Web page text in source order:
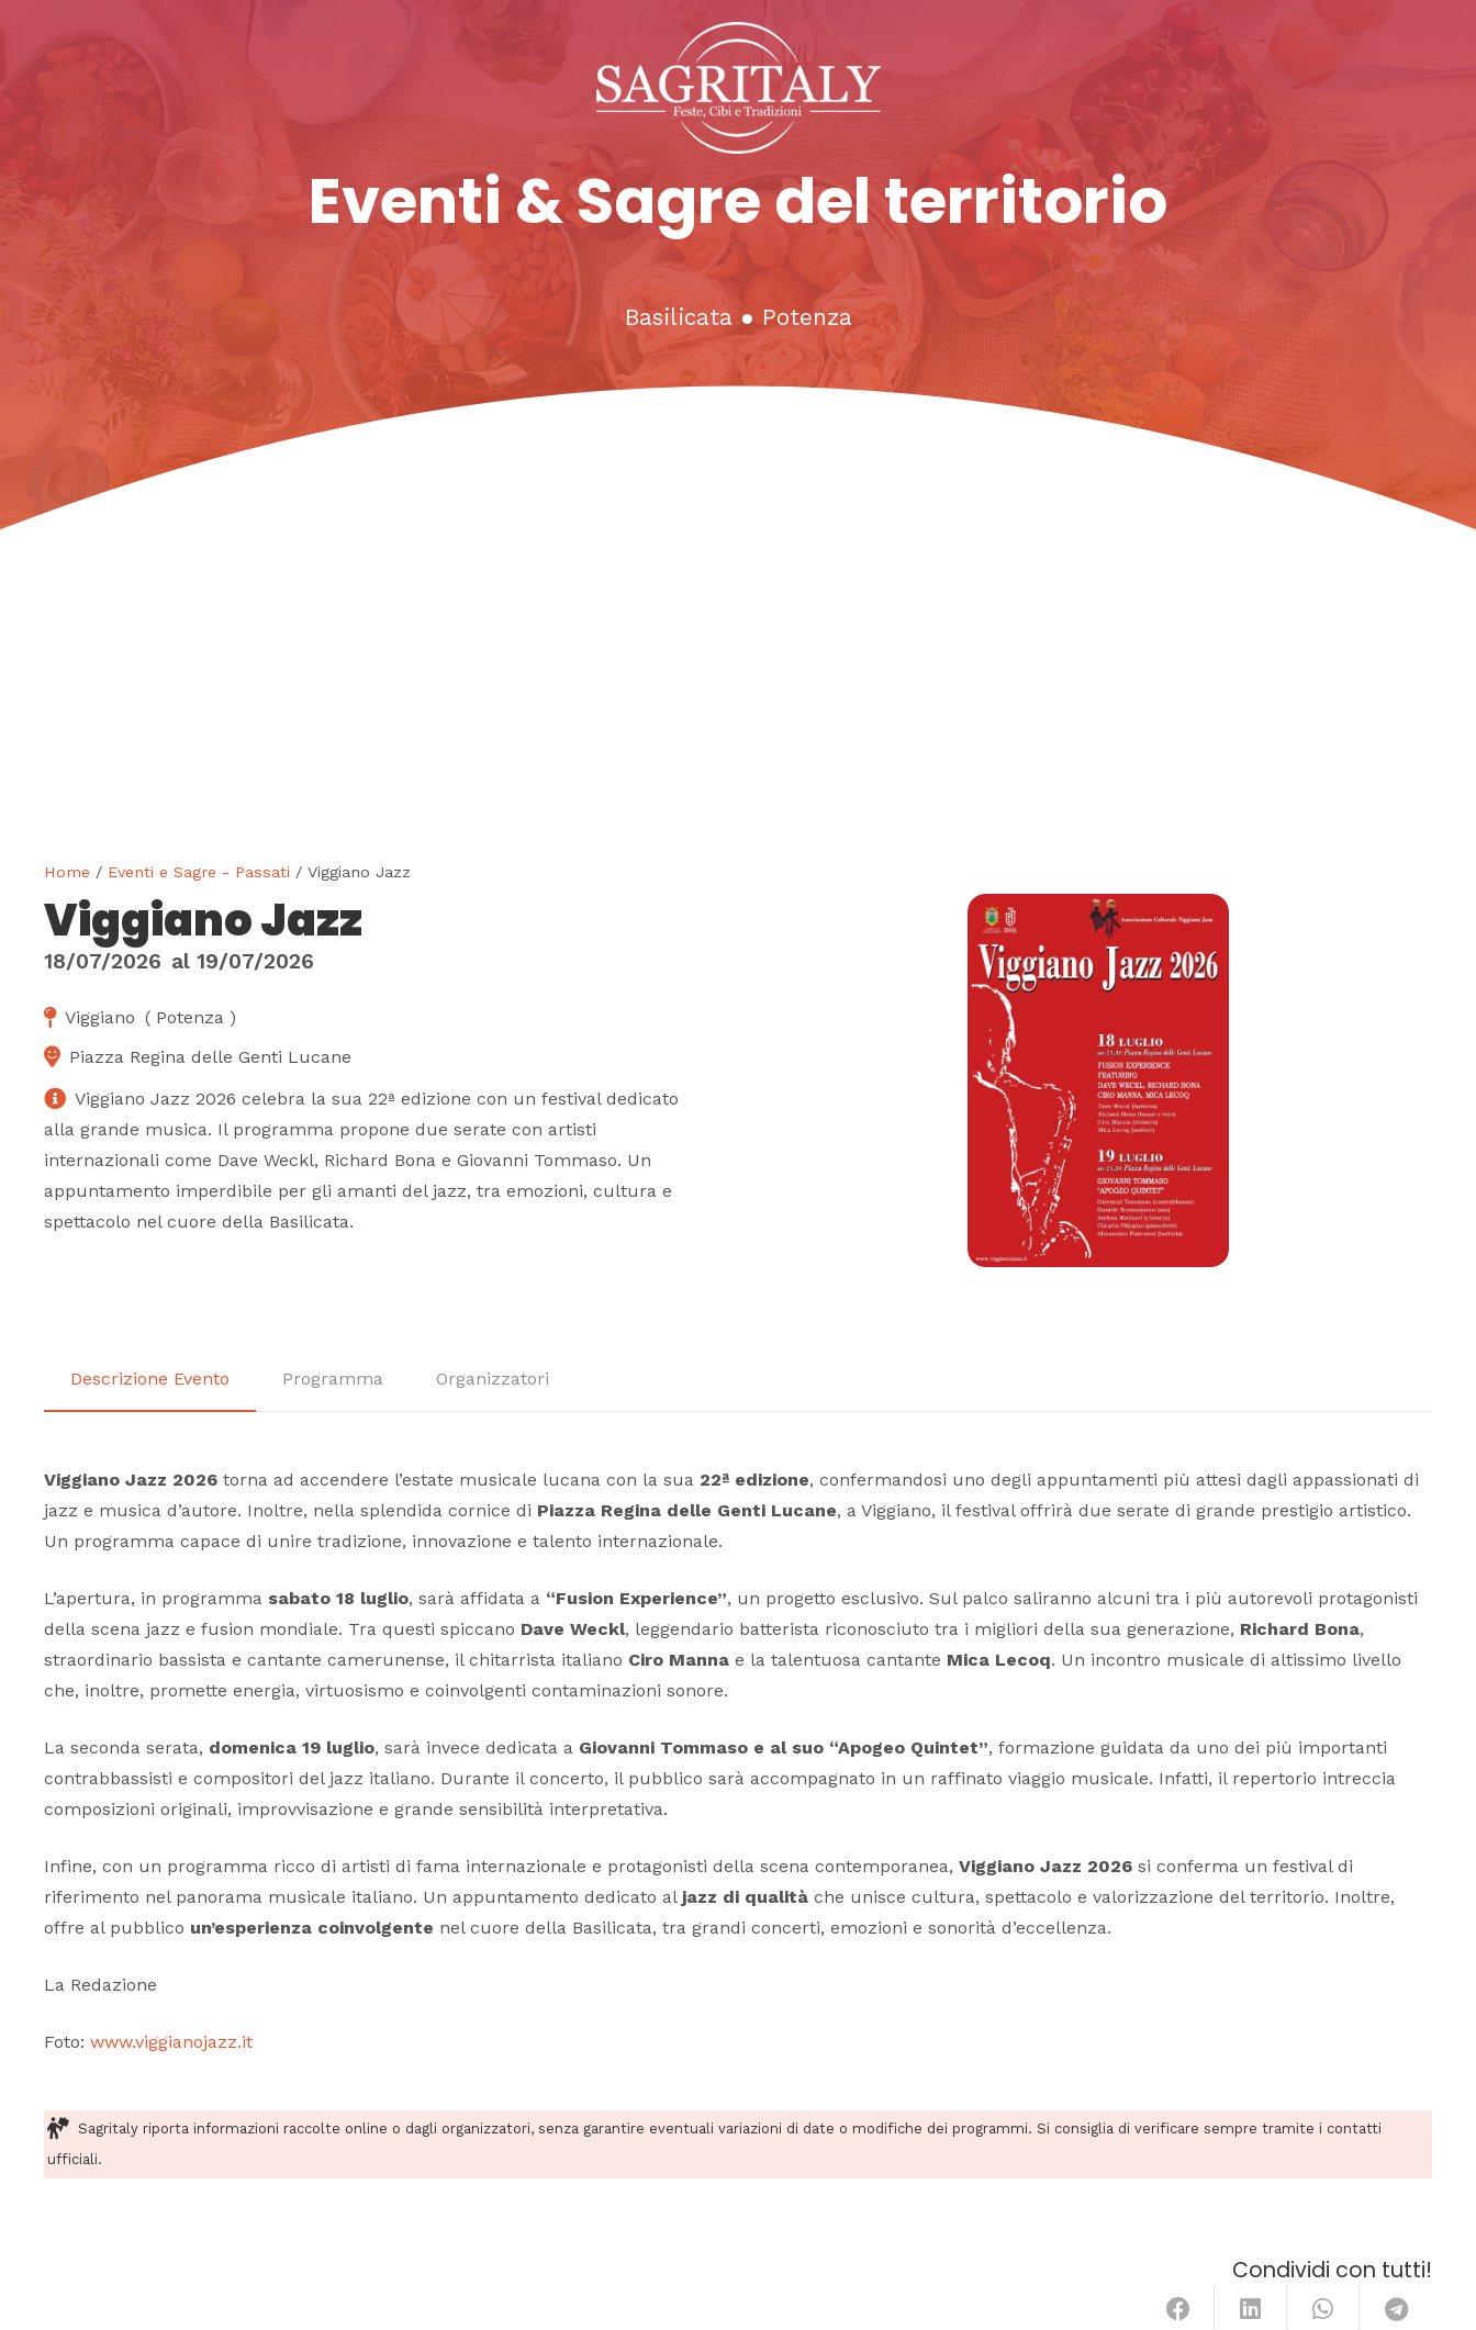
Eventi & Sagre del territorio
Basilicata ● Potenza
Home / Eventi e Sagre - Passati / Viggiano Jazz
Viggiano Jazz
18/07/2026 al 19/07/2026
Viggiano ( Potenza )
Piazza Regina delle Genti Lucane
Viggiano Jazz 2026 celebra la sua 22ª edizione con un festival dedicato
alla grande musica. Il programma propone due serate con artisti
internazionali come Dave Weckl, Richard Bona e Giovanni Tommaso. Un
appuntamento imperdibile per gli amanti del jazz, tra emozioni, cultura e
spettacolo nel cuore della Basilicata.
Descrizione Evento Programma Organizzatori
Viggiano Jazz 2026 torna ad accendere l’estate musicale lucana con la sua 22ª edizione, confermandosi uno degli appuntamenti più attesi dagli appassionati di
jazz e musica d’autore. Inoltre, nella splendida cornice di Piazza Regina delle Genti Lucane, a Viggiano, il festival offrirà due serate di grande prestigio artistico.
Un programma capace di unire tradizione, innovazione e talento internazionale.
L’apertura, in programma sabato 18 luglio, sarà affidata a “Fusion Experience”, un progetto esclusivo. Sul palco saliranno alcuni tra i più autorevoli protagonisti
della scena jazz e fusion mondiale. Tra questi spiccano Dave Weckl, leggendario batterista riconosciuto tra i migliori della sua generazione, Richard Bona,
straordinario bassista e cantante camerunense, il chitarrista italiano Ciro Manna e la talentuosa cantante Mica Lecoq. Un incontro musicale di altissimo livello
che, inoltre, promette energia, virtuosismo e coinvolgenti contaminazioni sonore.
La seconda serata, domenica 19 luglio, sarà invece dedicata a Giovanni Tommaso e al suo “Apogeo Quintet”, formazione guidata da uno dei più importanti
contrabbassisti e compositori del jazz italiano. Durante il concerto, il pubblico sarà accompagnato in un raffinato viaggio musicale. Infatti, il repertorio intreccia
composizioni originali, improvvisazione e grande sensibilità interpretativa.
Infine, con un programma ricco di artisti di fama internazionale e protagonisti della scena contemporanea, Viggiano Jazz 2026 si conferma un festival di
riferimento nel panorama musicale italiano. Un appuntamento dedicato al jazz di qualità che unisce cultura, spettacolo e valorizzazione del territorio. Inoltre,
offre al pubblico un’esperienza coinvolgente nel cuore della Basilicata, tra grandi concerti, emozioni e sonorità d’eccellenza.
La Redazione
Foto: www.viggianojazz.it
Sagritaly riporta informazioni raccolte online o dagli organizzatori, senza garantire eventuali variazioni di date o modifiche dei programmi. Si consiglia di verificare sempre tramite i contatti
ufficiali.
Condividi con tutti!